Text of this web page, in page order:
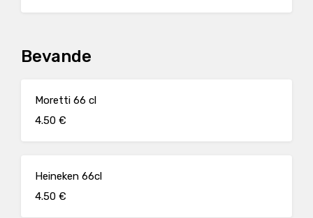
Bevande
Moretti 66 cl
4.50 €
Heineken 66cl
4.50 €